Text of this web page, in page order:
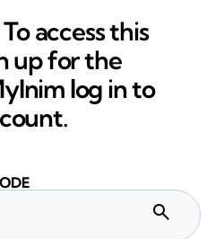
access this
up for the
log in to
search